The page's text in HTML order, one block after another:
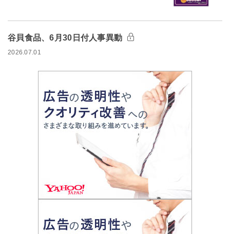
谷貝食品、6月30日付人事異動
2026.07.01